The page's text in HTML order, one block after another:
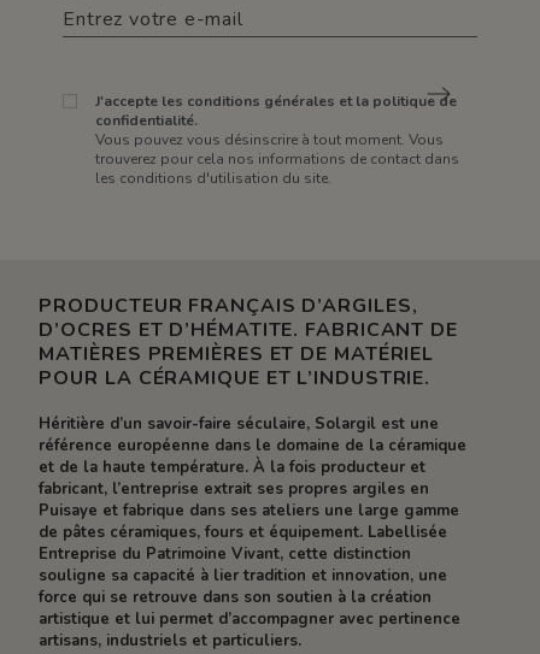
J'accepte les conditions générales et la politique de
confidentialité.
Vous pouvez vous désinscrire à tout moment. Vous
trouverez pour cela nos informations de contact dans
les conditions d'utilisation du site.
PRODUCTEUR FRANÇAIS D’ARGILES,
D’OCRES ET D’HÉMATITE. FABRICANT DE
MATIÈRES PREMIÈRES ET DE MATÉRIEL
POUR LA CÉRAMIQUE ET L’INDUSTRIE.
Héritière d’un savoir-faire séculaire, Solargil est une
référence européenne dans le domaine de la céramique
et de la haute température. À la fois producteur et
fabricant, l’entreprise extrait ses propres argiles en
Puisaye et fabrique dans ses ateliers une large gamme
de pâtes céramiques, fours et équipement. Labellisée
Entreprise du Patrimoine Vivant, cette distinction
souligne sa capacité à lier tradition et innovation, une
force qui se retrouve dans son soutien à la création
artistique et lui permet d’accompagner avec pertinence
artisans, industriels et particuliers.